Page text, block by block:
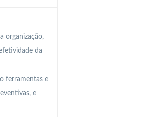
organização,
da
ferramentas e
e